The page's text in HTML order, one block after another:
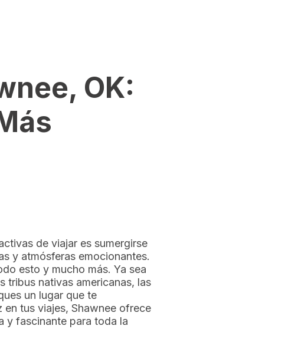
OK:
de viajar es sumergirse
y atmósferas emocionantes.
esto y mucho más. Ya sea
tribus nativas americanas, las
un lugar que te
tus viajes, Shawnee ofrece
y fascinante para toda la